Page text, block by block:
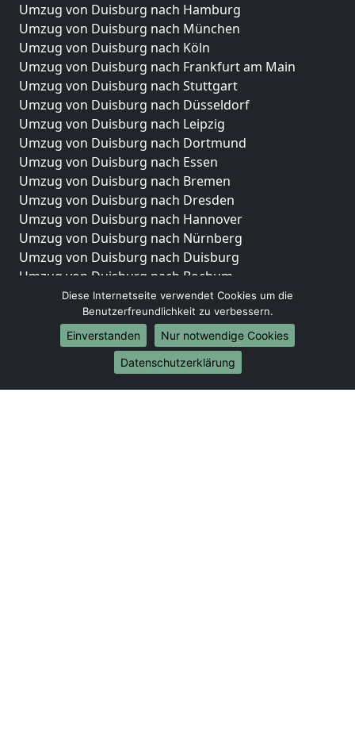
Umzug von Duisburg nach Hamburg
Umzug von Duisburg nach München
Umzug von Duisburg nach Köln
Umzug von Duisburg nach Frankfurt am Main
Umzug von Duisburg nach Stuttgart
Umzug von Duisburg nach Düsseldorf
Umzug von Duisburg nach Leipzig
Umzug von Duisburg nach Dortmund
Umzug von Duisburg nach Essen
Umzug von Duisburg nach Bremen
Umzug von Duisburg nach Dresden
Umzug von Duisburg nach Hannover
Umzug von Duisburg nach Nürnberg
Umzug von Duisburg nach Duisburg
Umzug von Duisburg nach Bochum
Umzug von Duisburg nach Wuppertal
Umzug von Duisburg nach Bielefeld
Umzug von Duisburg nach Bonn
Umzug von Duisburg nach Münster
Diese Internetseite verwendet Cookies um die
Benutzerfreundlichkeit zu verbessern.
Einverstanden
Nur notwendige Cookies
Datenschutzerklärung